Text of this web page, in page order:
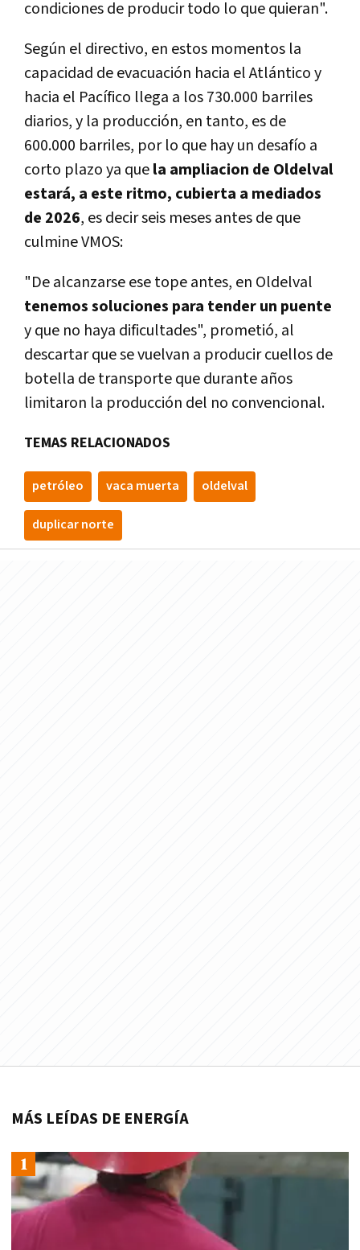
condiciones de producir todo lo que quieran".
Según el directivo, en estos momentos la
capacidad de evacuación hacia el Atlántico y
hacia el Pacífico llega a los 730.000 barriles
diarios, y la producción, en tanto, es de
600.000 barriles, por lo que hay un desafío a
corto plazoya quela ampliacion de Oldelval
estará, a este ritmo, cubierta a mediados
de 2026, es decir seis meses antes de que
culmine VMOS:
"De alcanzarse ese tope antes, en Oldelval
tenemos soluciones para tender un puente
y que no haya dificultades", prometió, al
descartar que se vuelvan a producir cuellos de
botella de transporte que durante años
limitaron la producción del no convencional.
TEMAS RELACIONADOS
petróleo vaca muerta oldelval
duplicar norte
MÁS LEÍDAS DE ENERGÍA